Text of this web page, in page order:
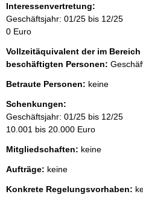
Interessenvertretung:
Geschäftsjahr: 01/25 bis 12/25
0 Euro
Vollzeitäquivalent der im
beschäftigten Personen:
Betraute Personen: keine
Schenkungen:
Geschäftsjahr: 01/25 bis 12/25
10.001 bis 20.000 Euro
Mitgliedschaften: keine
Aufträge: keine
Konkrete Regelungsvorhaben: